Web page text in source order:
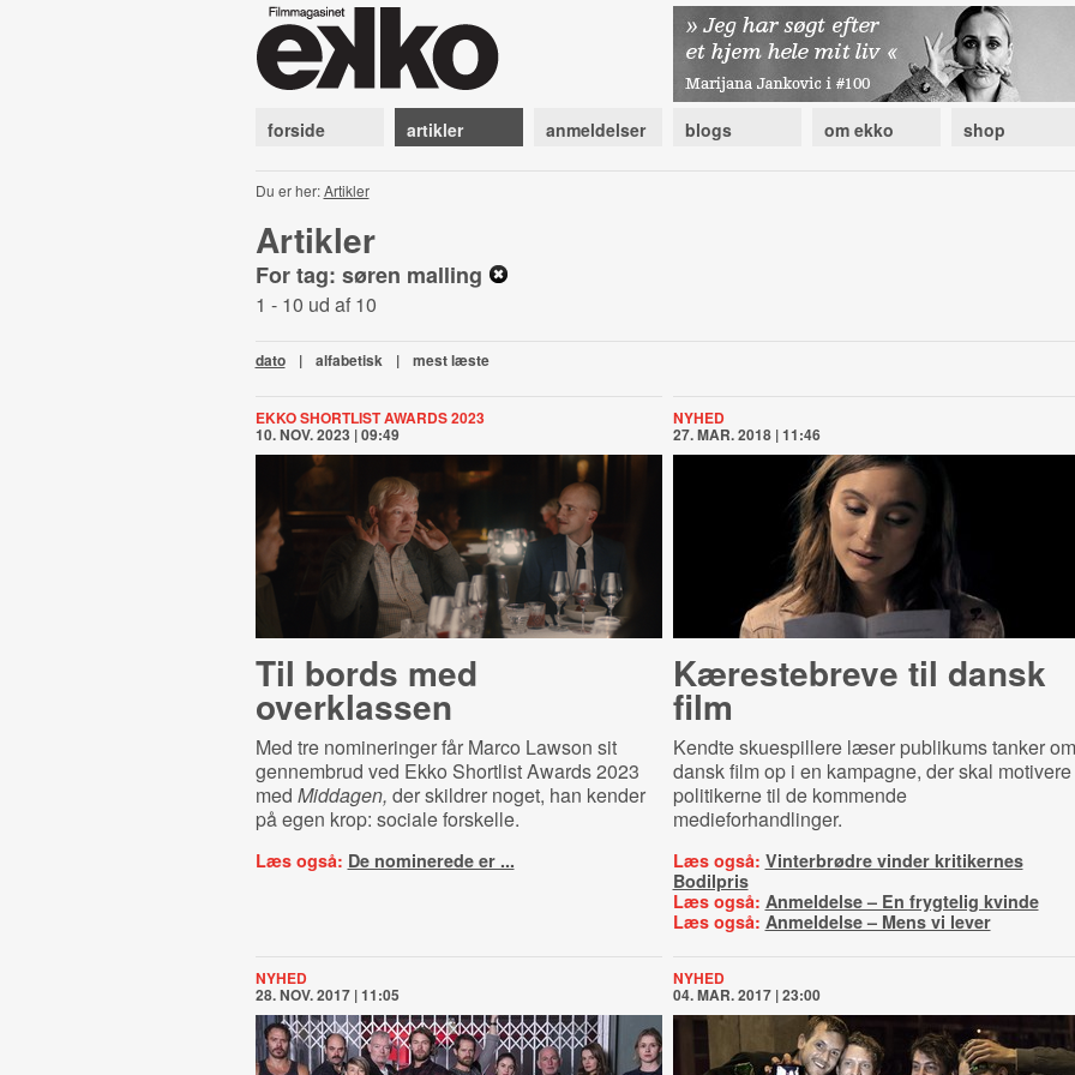
forside artikler anmeldelser blogs om ekko shop
Du er her:Artikler
Artikler
For tag: søren malling
1 - 10 ud af 10
dato | alfabetisk | mest læste
EKKO SHORTLIST AWARDS 2023
10. NOV. 2023 | 09:49
Til bords med
overklassen
Med tre nomineringer får Marco Lawson sit
gennembrud ved Ekko Shortlist Awards 2023
med Middagen, der skildrer noget, han kender
på egen krop: sociale forskelle.
Læs også: De nominerede er ...
NYHED
27. MAR. 2018 | 11:46
Kærestebreve til dansk
film
Kendte skuespillere læser publikums tanker om
dansk film op i en kampagne, der skal motivere
politikerne til de kommende
medieforhandlinger.
Læs også: Vinterbrødre vinder kritikernes
Bodilpris
Læs også: Anmeldelse – En frygtelig kvinde
Læs også: Anmeldelse – Mens vi lever
NYHED
28. NOV. 2017 | 11:05
NYHED
04. MAR. 2017 | 23:00